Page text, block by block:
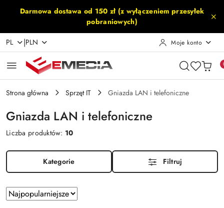
Przejdź do treści głównej
Przejdź do wyszukiwarki
Przejdź do moje konto
Przejdź do menu głównego
Przejdź do stopki
Darmowa dostawa od 150 zł (z wyłączeniem przesyłek
pobraniowych)
PL |PLN Moje konto
Strona główna Sprzęt IT Gniazda LAN i telefoniczne
Gniazda LAN i telefoniczne
Liczba produktów: 10
Kategorie Filtruj
Zastosowano
sortowanie:
Sortuj
według